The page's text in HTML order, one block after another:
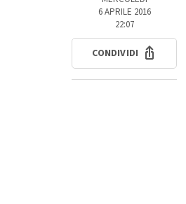
6 APRILE 2016
22:07
CONDIVIDI